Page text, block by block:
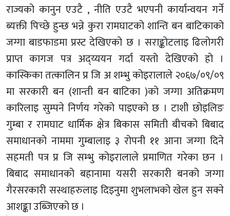
राज्यको कानुन एउटै , नीति एउटै भएपनी कार्यान्वयन गर्ने
ब्यक्ती पिच्छे हुन्छ भन्ने कुरा रामघाटको शान्ति बन बाटिकाको
जग्गा बाडफाडमा प्रस्ट देखिएको छ । सराङ्कोटलाइ ढिलोगरी
प्राप्त कागज पत्र अद्य्ययन गर्दा यस्तो देखिएको हो ।
कास्किका तत्कालिन प्र जि अ शम्भु कोइरालाले २०६७/०९/०९
मा सरकारी बन (शान्ती बन बाटिका )को जग्गा अतिक्रमण
कारिलाइ सुम्पने निर्णय गरेको पाइएको छ । टाशी छोइलिङ
गुम्बा र रामघाट धार्मिक क्षेत्र बिकास समिती बीचको बिबाद
समाधानको नाममा गुम्बालाइ ३ रोपनी ११ आना जग्गा दिने
सहमती पत्र प्र जि सम्भु कोइरालाले प्रमाणित गरेका छन ।
बिबाद समाधानको बहानामा यसरी सरकारी बनको जग्गा
गैरसरकारी सस्थाहरुलाइ दिइनुमा शुभलाभको खेल हुन सक्ने
आशङ्का उब्जिएको छ ।